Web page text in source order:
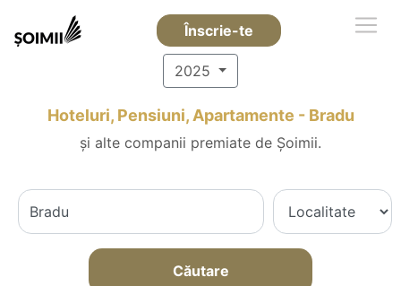
Înscrie-te
2025
Hoteluri, Pensiuni, Apartamente - Bradu
și alte companii premiate de Șoimii.
Căutare